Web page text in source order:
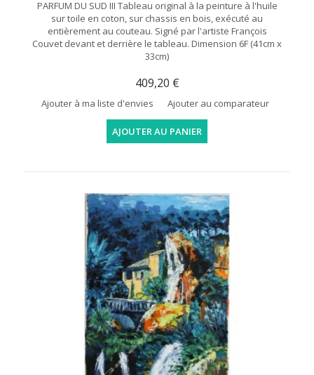
PARFUM DU SUD III Tableau original à la peinture à l'huile
sur toile en coton, sur chassis en bois, exécuté au
entièrement au couteau. Signé par l'artiste François
Couvet devant et derrière le tableau. Dimension 6F (41cm x
33cm)
409,20 €
Ajouter à ma liste d'envies Ajouter au comparateur
AJOUTER AU PANIER